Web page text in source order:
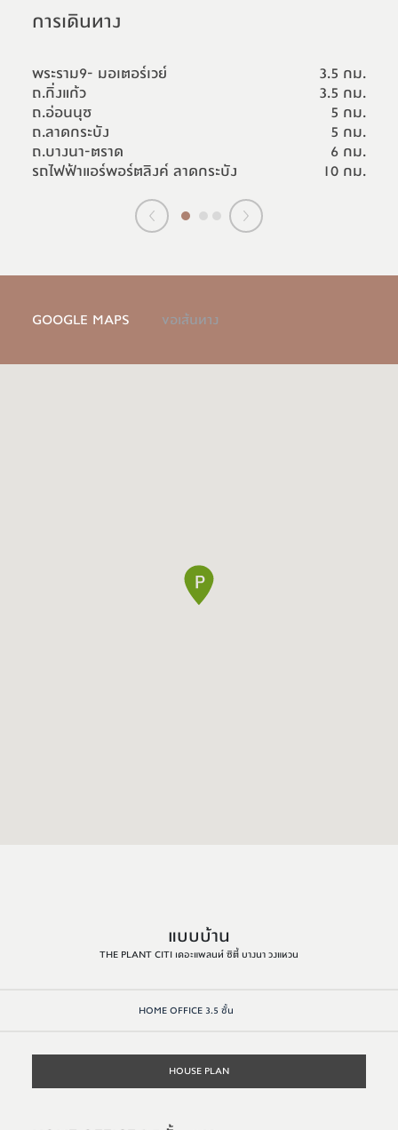
การเดินทาง
พระราม9- มอเตอร์เวย์
3.5 กม.
ถ.กิ่งแก้ว
3.5 กม.
ถ.อ่อนนุช
5 กม.
ถ.ลาดกระบัง
5 กม.
ถ.บางนา-ตราด
6 กม.
รถไฟฟ้าแอร์พอร์ตลิงค์ ลาดกระบัง
10 กม.
GOOGLE MAPS ขอเส้นทาง
แบบบ้าน
THE PLANT CITI เดอะแพลนท์ ซิตี้ บางนา วงแหวน
HOME OFFICE 3.5 ชั้น
HOUSE PLAN